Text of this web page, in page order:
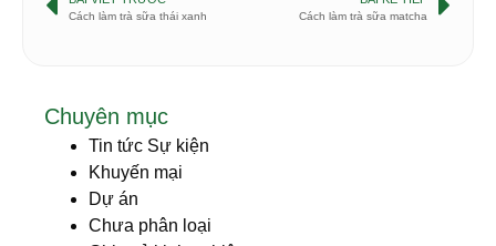
Cách làm trà sữa thái xanh Cách làm trà sữa matcha
Chuyên mục
Tin tức Sự kiện
Khuyến mại
Dự án
Chưa phân loại